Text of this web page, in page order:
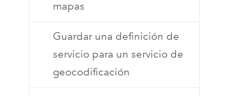
mapas
Guardar una definición de
servicio para un servicio de
geocodificación